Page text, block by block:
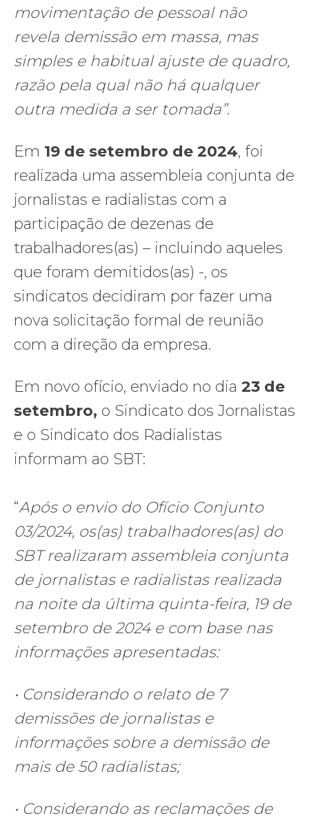
movimentação de pessoal não
revela demissão em massa, mas
simples e habitual ajuste de quadro,
razão pela qual não há qualquer
outra medida a ser tomada”.
Em 19 de setembro de 2024, foi
realizada uma assembleia conjunta de
jornalistas e radialistas com a
participação de dezenas de
trabalhadores(as) – incluindo aqueles
que foram demitidos(as) -, os
sindicatos decidiram por fazer uma
nova solicitação formal de reunião
com a direção da empresa.
Em novo ofício, enviado no dia 23 de
setembro, o Sindicato dos Jornalistas
e o Sindicato dos Radialistas
informam ao SBT:
“Após o envio do Ofício Conjunto
03/2024, os(as) trabalhadores(as) do
SBT realizaram assembleia conjunta
de jornalistas e radialistas realizada
na noite da última quinta-feira, 19 de
setembro de 2024 e com base nas
informações apresentadas:
• Considerando o relato de 7
demissões de jornalistas e
informações sobre a demissão de
mais de 50 radialistas;
• Considerando as reclamações de